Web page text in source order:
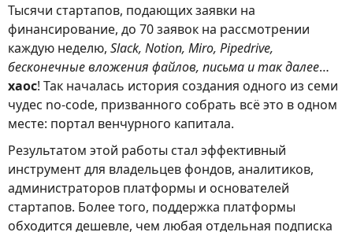
Тысячи стартапов, подающих заявки на
финансирование, до 70 заявок на рассмотрении
каждую неделю, Slack, Notion, Miro, Pipedrive,
бесконечные вложения файлов, письма и так далее…
хаос! Так началась история создания одного из семи
чудес no-code, призванного собрать всё это в одном
месте: портал венчурного капитала.
Результатом этой работы стал эффективный
инструмент для владельцев фондов, аналитиков,
администраторов платформы и основателей
стартапов. Более того, поддержка платформы
обходится дешевле, чем любая отдельная подписка